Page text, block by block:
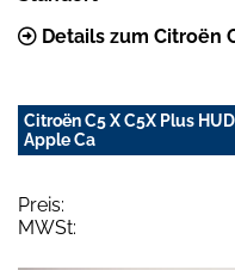
Details zum Citroën
Citroën C5 X C5X Plus
Apple Ca
Preis:
MWSt: